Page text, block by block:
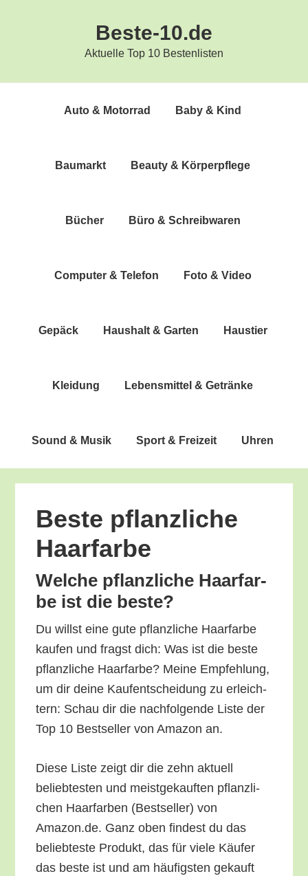
Beste-10.de
Aktuelle Top 10 Bestenlisten
Auto & Motorrad Baby & Kind
Bau­markt Beau­ty & Körperpflege
Bücher Büro & Schreibwaren
Com­pu­ter & Telefon Foto & Video
Gepäck Haus­halt & Garten Haus­tier
Klei­dung Lebens­mit­tel & Getränke
Sound & Musik Sport & Freizeit Uhren
Bes­te pflanz­li­che
Haarfarbe
Wel­che pflanz­li­che Haar­far­
be ist die beste?
Du willst eine gute pflanz­li­che Haar­far­be
kau­fen und fragst dich: Was ist die bes­te
pflanz­li­che Haar­far­be? Mei­ne Emp­feh­lung,
um dir dei­ne Kauf­ent­schei­dung zu erleich­
tern: Schau dir die nach­fol­gen­de Lis­te der
Top 10 Best­sel­ler von Ama­zon an.
Die­se Lis­te zeigt dir die zehn aktu­ell
belieb­tes­ten und meist­ge­kauf­ten pflanz­li­
chen Haar­far­ben (Best­sel­ler) von
Amazon.de. Ganz oben fin­dest du das
belieb­tes­te Pro­dukt, das für vie­le Käu­fer
das bes­te ist und am häu­figs­ten gekauft